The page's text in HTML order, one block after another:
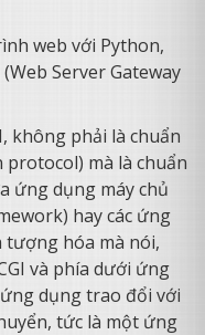
web với Python,
(Web Server Gateway
không phải là chuẩn
mà là chuẩn
ứng dụng máy chủ
hay các ứng
tượng hóa mà nói,
và phía dưới ứng
dụng trao đổi với
tức là một ứng